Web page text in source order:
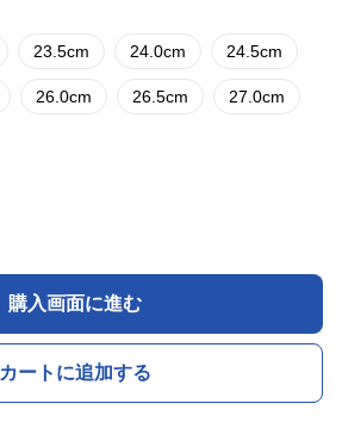
23.5cm 24.0cm 24.5cm
26.0cm 26.5cm 27.0cm
購入画面に進む
カートに追加する